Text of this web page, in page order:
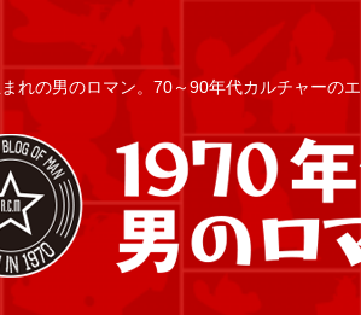
れの男のロマン。70～90年代カルチャーの